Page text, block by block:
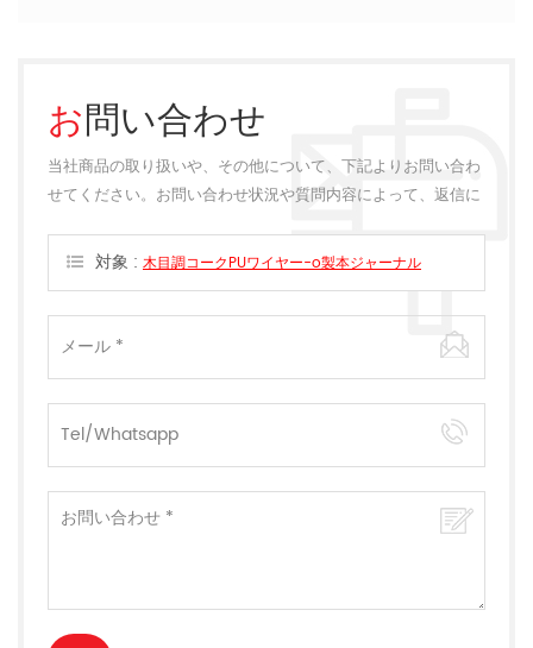
お問い合わせ
当社商品の取り扱いや、その他について、下記よりお問い合わ
せてください。お問い合わせ状況や質問内容によって、返信に
対象 : 木目調コークPUワイヤー-o製本ジャーナル